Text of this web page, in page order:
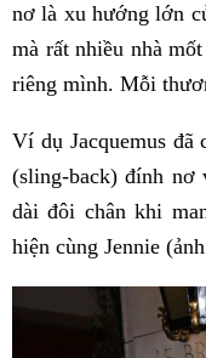
nơ là xu hướng lớn
mà rất nhiều nhà
riêng mình. Mỗi
Ví dụ Jacquemus đã
(sling-back) đính nơ
dài đôi chân khi
hiện cùng Jennie